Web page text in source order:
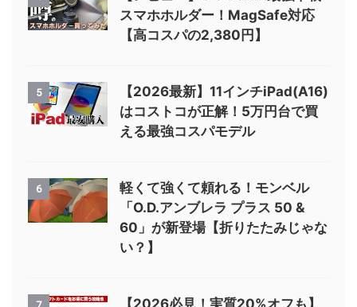
解決！おすすめ補修＆カスタムア
イテム特集 Playstation
3
DualSense Edge グリップラバー
剥がれ解決！eXtremeRate 交換
シェル レビュー
4
【レビュー】U-POWER最強車載
スマホホルダー！MagSafe対応
【高コスパの2,380円】
はコストコが正解！5万円台で買